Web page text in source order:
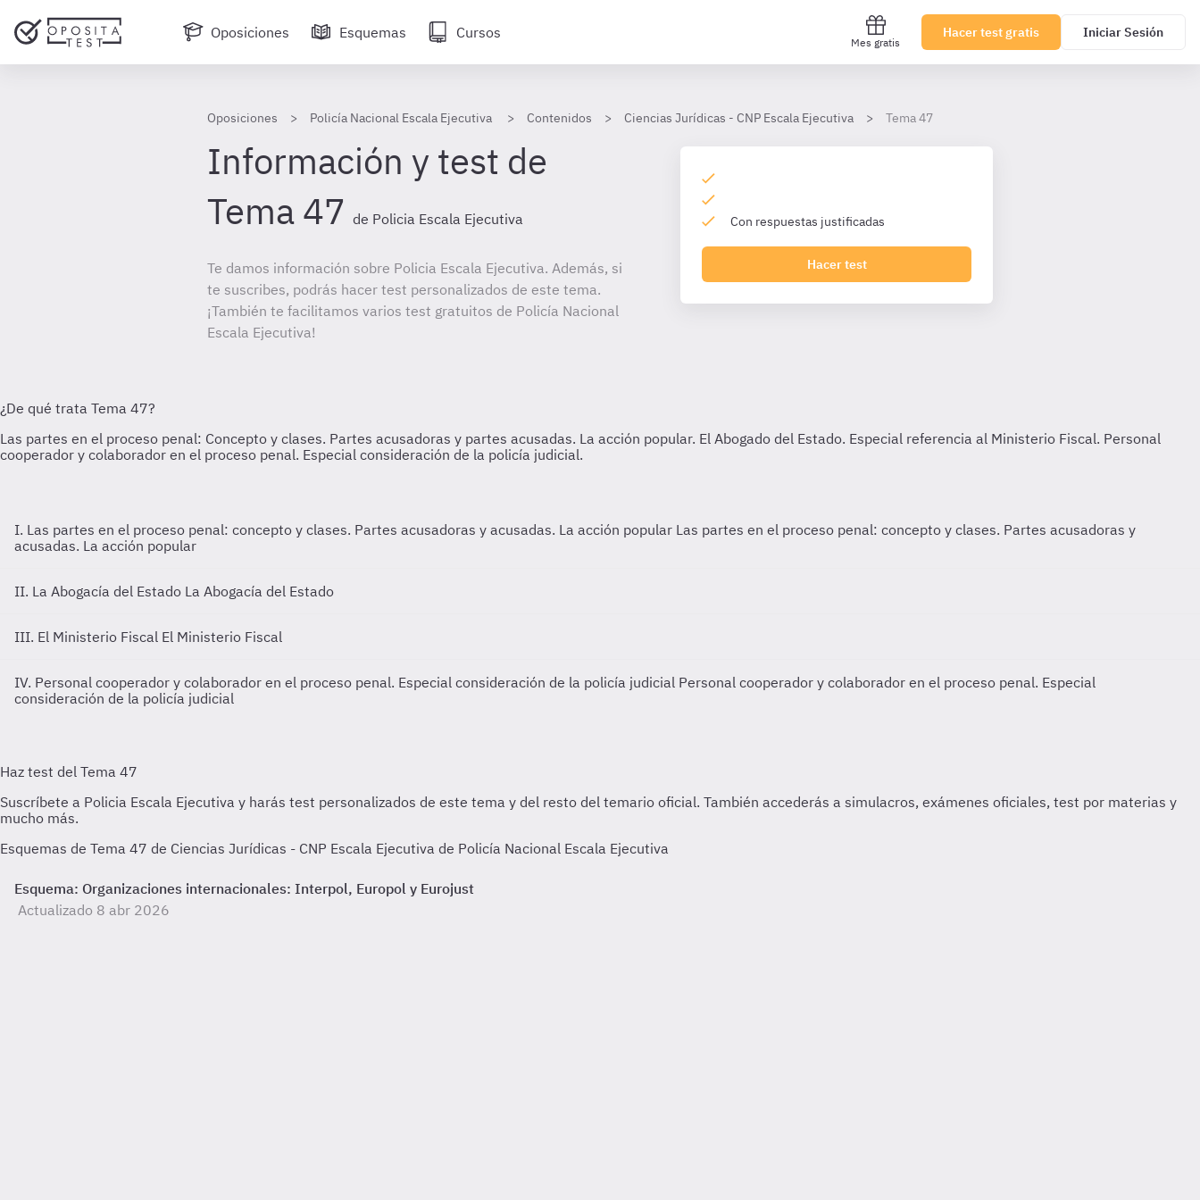
Oposiciones Esquemas Cursos
Mes gratis
Hacer test gratis Iniciar Sesión
Oposiciones Policía Nacional Escala Ejecutiva Contenidos Ciencias Jurídicas - CNP Escala Ejecutiva Tema 47
Información y test de
Tema 47 de Policia Escala Ejecutiva
Te damos información sobre Policia Escala Ejecutiva. Además, si
te suscribes, podrás hacer test personalizados de este tema.
¡También te facilitamos varios test gratuitos de Policía Nacional
Escala Ejecutiva!
Con respuestas justificadas
Hacer test
I. Las partes en el proceso penal: concepto y clases. Partes acusadoras y acusadas. La acción popular Las partes en el proceso penal: concepto y clases. Partes acusadoras y
acusadas. La acción popular
II. La Abogacía del Estado La Abogacía del Estado
III. El Ministerio Fiscal El Ministerio Fiscal
IV. Personal cooperador y colaborador en el proceso penal. Especial consideración de la policía judicial Personal cooperador y colaborador en el proceso penal. Especial
consideración de la policía judicial
Esquemas de Tema 47 de Ciencias Jurídicas - CNP Escala Ejecutiva de Policía Nacional Escala Ejecutiva
Esquema: Organizaciones internacionales: Interpol, Europol y Eurojust
Actualizado 8 abr 2026